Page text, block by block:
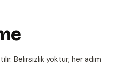
Belirsizlik yoktur; her adım